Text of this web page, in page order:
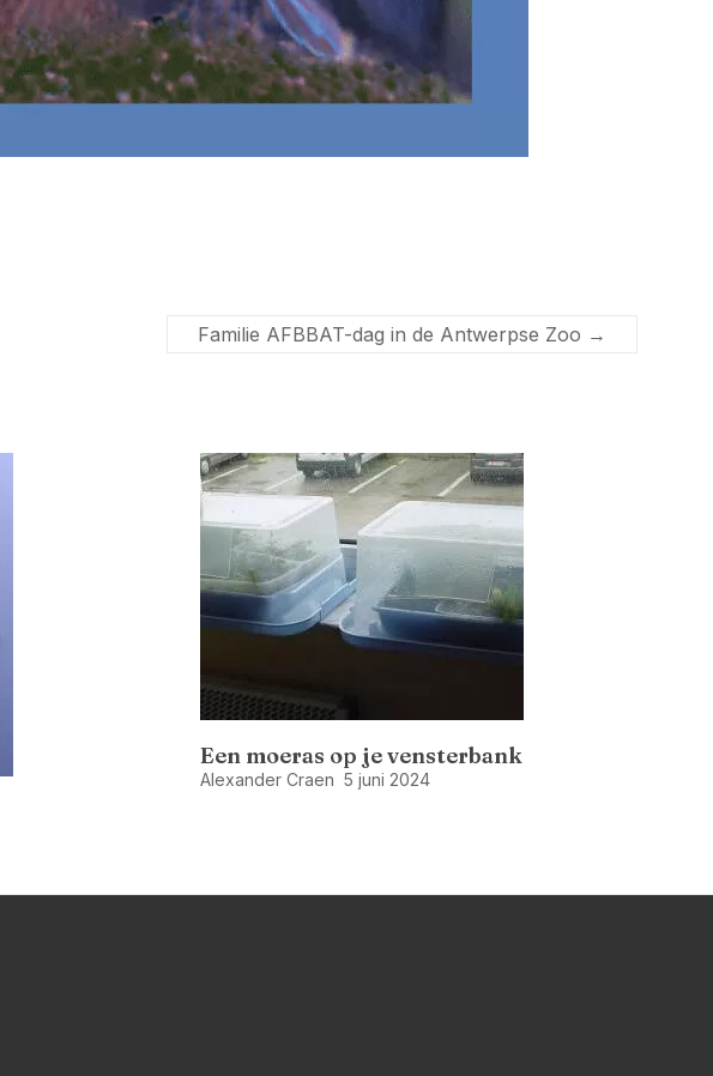
Familie AFBBAT-dag in de Antwerpse Zoo →
Een moeras op je vensterbank
Alexander Craen 5 juni 2024